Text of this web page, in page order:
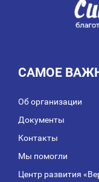
САМОЕ
Об организации
Документы
Контакты
Мы помогли
Центр развития